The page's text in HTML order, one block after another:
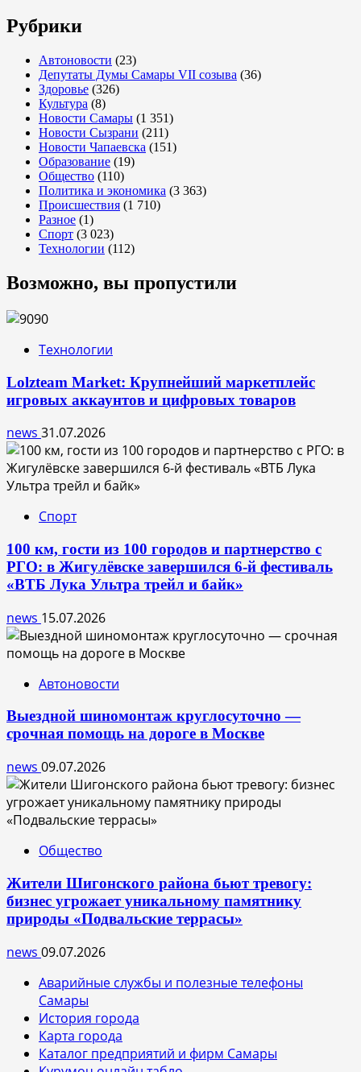
Рубрики
Автоновости (23)
Депутаты Думы Самары VII созыва (36)
Здоровье (326)
Культура (8)
Новости Самары (1 351)
Новости Сызрани (211)
Новости Чапаевска (151)
Образование (19)
Общество (110)
Политика и экономика (3 363)
Происшествия (1 710)
Разное (1)
Спорт (3 023)
Технологии (112)
Возможно, вы пропустили
Технологии
Lolzteam Market: Крупнейший маркетплейс
игровых аккаунтов и цифровых товаров
news 31.07.2026
Спорт
100 км, гости из 100 городов и партнерство с
РГО: в Жигулёвске завершился 6-й фестиваль
«ВТБ Лука Ультра трейл и байк»
news 15.07.2026
Автоновости
Выездной шиномонтаж круглосуточно —
срочная помощь на дороге в Москве
news 09.07.2026
Общество
Жители Шигонского района бьют тревогу:
бизнес угрожает уникальному памятнику
природы «Подвальские террасы»
news 09.07.2026
Аварийные службы и полезные телефоны
Самары
История города
Карта города
Каталог предприятий и фирм Самары